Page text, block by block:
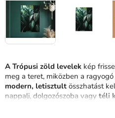
A Trópusi zöld levelek kép
meg a teret, miközben a
modern, letisztult összhatást
nappali, dolgozószoba vagy téli